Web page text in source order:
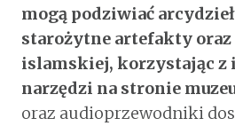
mogą podziwiać
starożytne artefakty oraz
islamskiej, korzystając
narzędzi na stronie
oraz audioprzewodniki